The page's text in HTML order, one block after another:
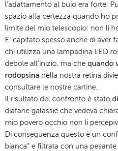
l’adattamento al buio era forte.
spazio alla certezza quando ho
limite del mio telescopio: non li
E’ capitato spesso anche di aver
chi utilizza una lampadina LED
debole all’inizio, ma che quando
rodopsina nella nostra retina
consultare le nostre cartine.
Il risultato del confronto è stato
diafane galassie che vedeva
mio povero occhio non li
Di conseguenza questo è un
bianca” e filtrata con una